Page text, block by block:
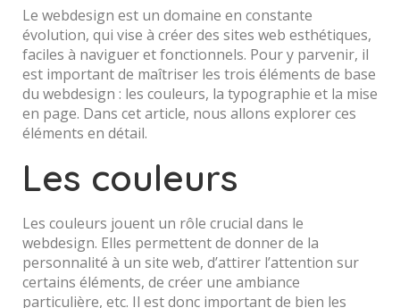
Le webdesign est un domaine en constante
évolution, qui vise à créer des sites web esthétiques,
faciles à naviguer et fonctionnels. Pour y parvenir, il
est important de maîtriser les trois éléments de base
du webdesign : les couleurs, la typographie et la mise
en page. Dans cet article, nous allons explorer ces
éléments en détail.
Les couleurs
Les couleurs jouent un rôle crucial dans le
webdesign. Elles permettent de donner de la
personnalité à un site web, d’attirer l’attention sur
certains éléments, de créer une ambiance
particulière, etc. Il est donc important de bien les